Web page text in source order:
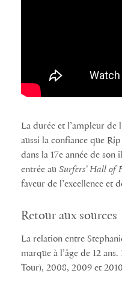
La durée et l’ampleur de
aussi la confiance que
dans la 17e année de
entrée au Surfers’ Hall of
faveur de l’excellence et
Retour aux sources
La relation entre
marque à l’âge de 12
Tour), 2008, 2009 et